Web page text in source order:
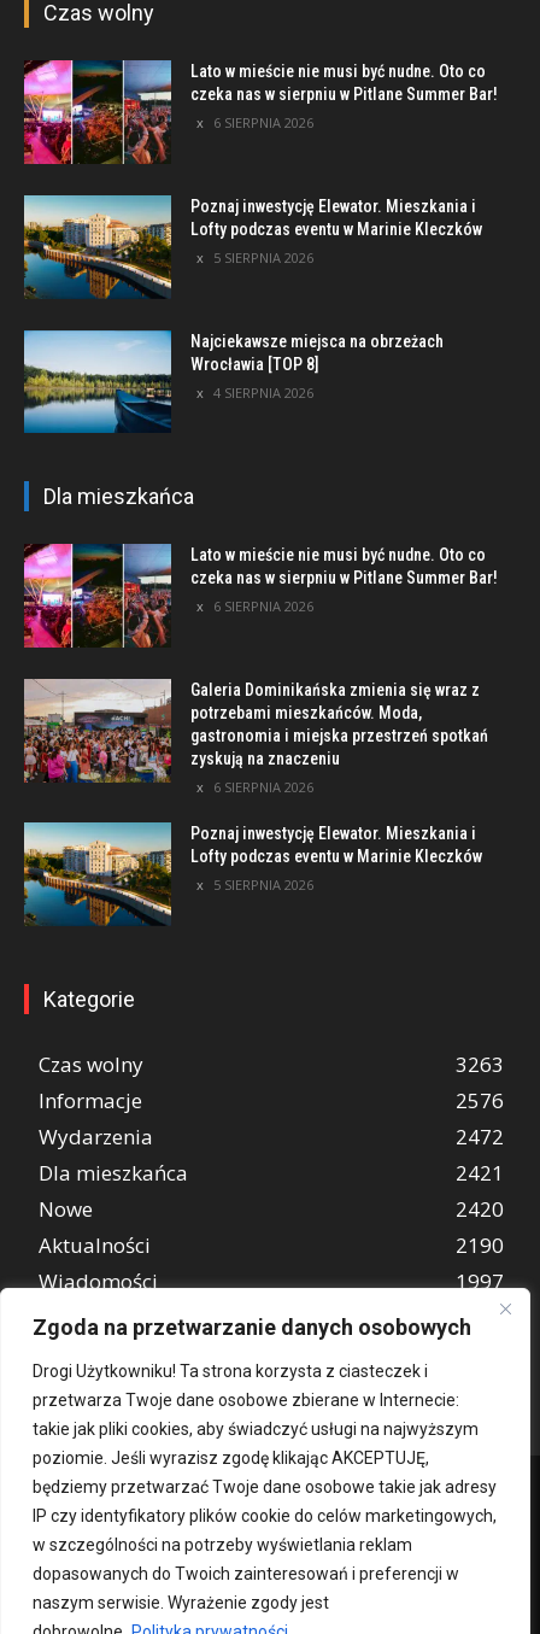
Zgoda na przetwarzanie danych osobowych
Drogi Użytkowniku! Ta strona korzysta z ciasteczek i
przetwarza Twoje dane osobowe zbierane w Internecie:
takie jak pliki cookies, aby świadczyć usługi na najwyższym
poziomie. Jeśli wyrazisz zgodę klikając AKCEPTUJĘ,
będziemy przetwarzać Twoje dane osobowe takie jak adresy
IP czy identyfikatory plików cookie do celów marketingowych,
w szczególności na potrzeby wyświetlania reklam
dopasowanych do Twoich zainteresowań i preferencji w
naszym serwisie. Wyrażenie zgody jest
Czas wolny
Lato w mieście nie musi być nudne. Oto co
czeka nas w sierpniu w Pitlane Summer Bar!
6 SIERPNIA 2026
Poznaj inwestycję Elewator. Mieszkania i
Lofty podczas eventu w Marinie Kleczków
5 SIERPNIA 2026
Najciekawsze miejsca na obrzeżach
Wrocławia [TOP 8]
4 SIERPNIA 2026
Dla mieszkańca
Lato w mieście nie musi być nudne. Oto co
czeka nas w sierpniu w Pitlane Summer Bar!
6 SIERPNIA 2026
Galeria Dominikańska zmienia się wraz z
potrzebami mieszkańców. Moda,
gastronomia i miejska przestrzeń spotkań
zyskują na znaczeniu
6 SIERPNIA 2026
Poznaj inwestycję Elewator. Mieszkania i
Lofty podczas eventu w Marinie Kleczków
5 SIERPNIA 2026
Kategorie
Czas wolny
3263
Informacje
2576
Wydarzenia
2472
Dla mieszkańca
2421
Nowe
2420
Aktualności
2190
Wiadomości
1997
REKLAMA
849
Kontakt O nas Patronat medialny